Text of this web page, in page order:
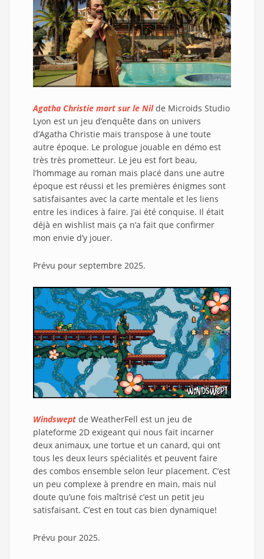
Agatha Christie mort sur le Nil de Microids Studio
Lyon est un jeu d’enquête dans on univers
d’Agatha Christie mais transpose à une toute
autre époque. Le prologue jouable en démo est
très très prometteur. Le jeu est fort beau,
l’hommage au roman mais placé dans une autre
époque est réussi et les premières énigmes sont
satisfaisantes avec la carte mentale et les liens
entre les indices à faire. J’ai été conquise. Il était
déjà en wishlist mais ça n’a fait que confirmer
mon envie d’y jouer.
Prévu pour septembre 2025.
Windswept de WeatherFell est un jeu de
plateforme 2D exigeant qui nous fait incarner
deux animaux, une tortue et un canard, qui ont
tous les deux leurs spécialités et peuvent faire
des combos ensemble selon leur placement. C’est
un peu complexe à prendre en main, mais nul
doute qu’une fois maîtrisé c’est un petit jeu
satisfaisant. C’est en tout cas bien dynamique!
Prévu pour 2025.